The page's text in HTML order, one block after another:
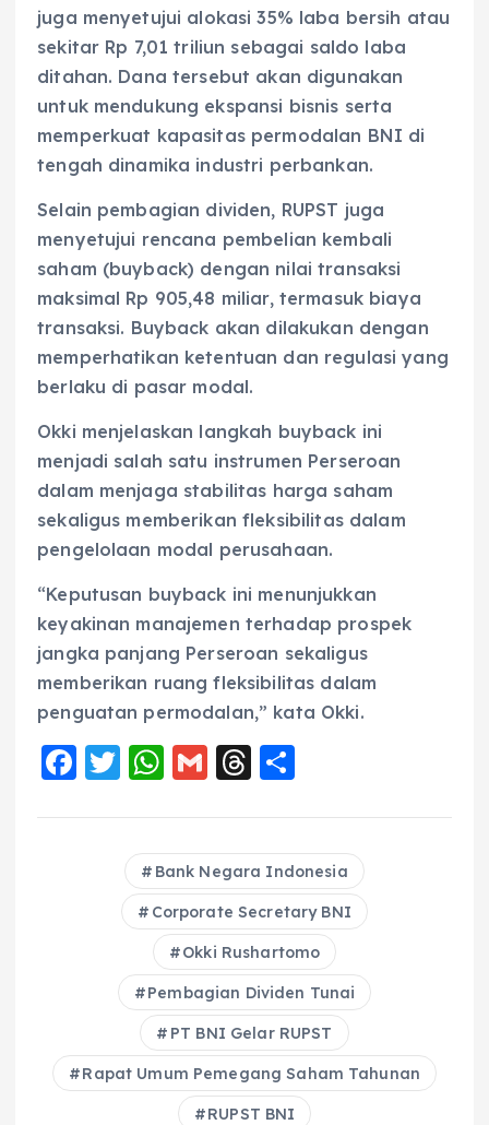
juga menyetujui alokasi 35% laba bersih atau
sekitar Rp 7,01 triliun sebagai saldo laba
ditahan. Dana tersebut akan digunakan
untuk mendukung ekspansi bisnis serta
memperkuat kapasitas permodalan BNI di
tengah dinamika industri perbankan.
Selain pembagian dividen, RUPST juga
menyetujui rencana pembelian kembali
saham (buyback) dengan nilai transaksi
maksimal Rp 905,48 miliar, termasuk biaya
transaksi. Buyback akan dilakukan dengan
memperhatikan ketentuan dan regulasi yang
berlaku di pasar modal.
Okki menjelaskan langkah buyback ini
menjadi salah satu instrumen Perseroan
dalam menjaga stabilitas harga saham
sekaligus memberikan fleksibilitas dalam
pengelolaan modal perusahaan.
“Keputusan buyback ini menunjukkan
keyakinan manajemen terhadap prospek
jangka panjang Perseroan sekaligus
memberikan ruang fleksibilitas dalam
penguatan permodalan,” kata Okki.
F
c
T
it
te
r
W
a
ts
A
p
p
G
ai
l
T
re
a
d
s
a
re
Bank Negara Indonesia
Corporate Secretary BNI
Okki Rushartomo
Pembagian Dividen Tunai
PT BNI Gelar RUPST
Rapat Umum Pemegang Saham Tahunan
RUPST BNI